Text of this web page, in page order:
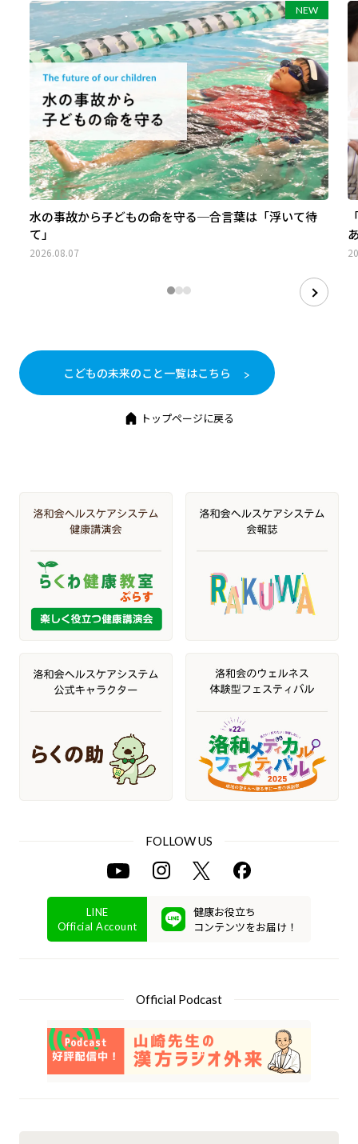
水の事故から子どもの命を守る─合言葉は「浮いて待
て」
2026.08.07
こどもの未来のこと一覧はこちら
トップページに戻る
FOLLOW US
LINE
Official Account
健康お役立ち
コンテンツをお届け！
Official Podcast